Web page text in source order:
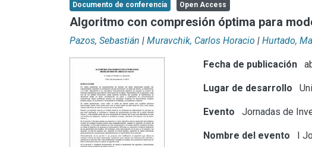
Documento de conferencia Open Access
Algoritmo con compresión óptima para
Pazos, Sebastián | Muravchik, Carlos Horacio | Hurtado,
Fecha de publicación
Lugar de desarrollo
Evento Jornadas de
Nombre del evento I